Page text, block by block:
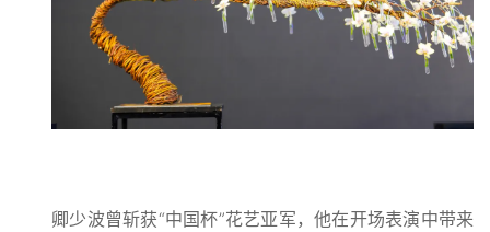
卿少波曾斩获“中国杯”花艺亚军，他在开场表演中带来